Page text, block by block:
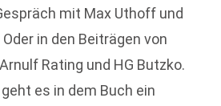
mit Max Uthoff und
in den Beiträgen von
Rating und HG Butzko.
es in dem Buch ein